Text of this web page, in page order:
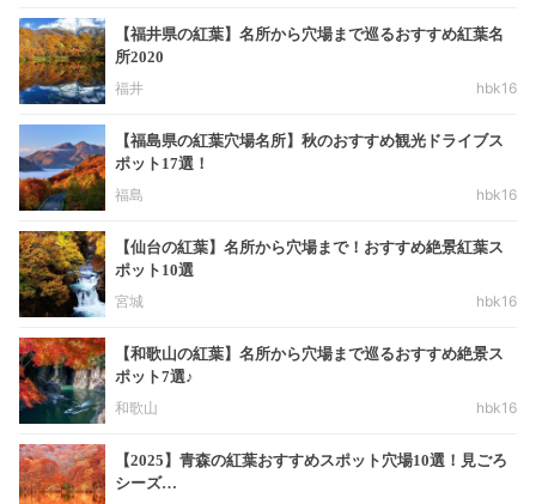
【福井県の紅葉】名所から穴場まで巡るおすすめ紅葉名
所2020
福井
hbk16
【福島県の紅葉穴場名所】秋のおすすめ観光ドライブス
ポット17選！
福島
hbk16
【仙台の紅葉】名所から穴場まで！おすすめ絶景紅葉ス
ポット10選
宮城
hbk16
【和歌山の紅葉】名所から穴場まで巡るおすすめ絶景ス
ポット7選♪
和歌山
hbk16
【2025】青森の紅葉おすすめスポット穴場10選！見ごろ
シーズ…